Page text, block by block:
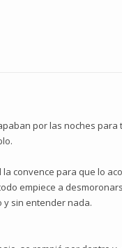
por las noches
convence para que lo
empiece a
y sin entender nada.